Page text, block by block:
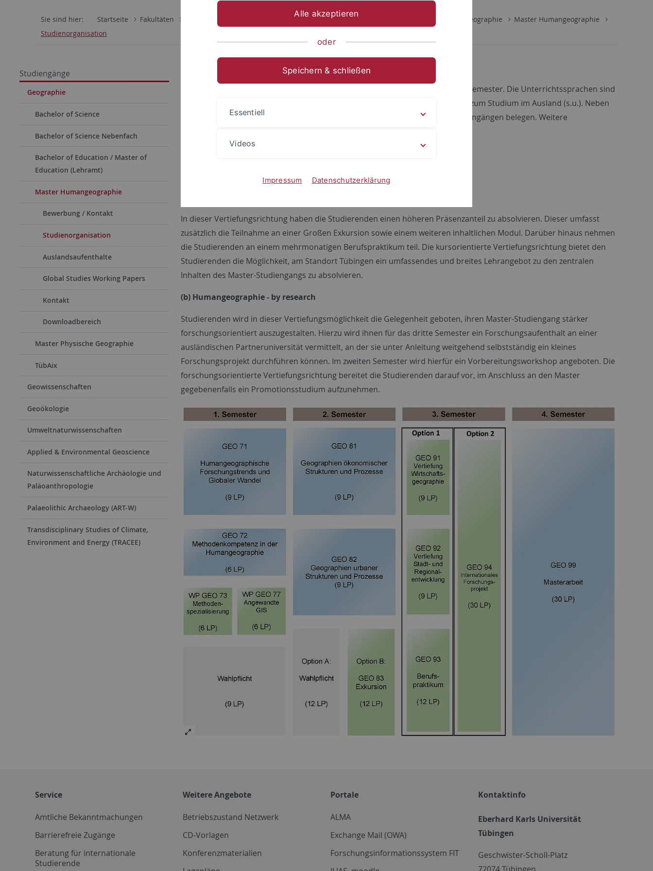
Sie sind hier: Startseite Fakultäten Mathematisch-Naturwissenschaftliche Fakultät ... Geographie
Master Humangeographie
Studienorganisation
Studiengänge
Geographie
Bachelor of Science
Bachelor of Science Nebenfach
Bachelor of Education / Master of
Education (Lehramt)
Master Humangeographie
Bewerbung / Kontakt
Studienorganisation
Auslandsaufenthalte
Global Studies Working Papers
Kontakt
Downloadbereich
Master Physische Geographie
TübAix
Geowissenschaften
Geoökologie
Umweltnaturwissenschaften
Applied & Environmental Geoscience
Naturwissenschaftliche Archäologie und
Paläoanthropologie
Palaeolithic Archaeology (ART-W)
Transdisciplinary Studies of Climate,
Environment and Energy (TRACEE)
Studienorganisation
Der Master-Studiengang umfasst vier Semester und beginnt jeweils im Winter-Semester. Die Unterrichtssprachen sind
Deutsch und Englisch. Es besteht die Möglichkeit zu Auslandsaufenthalten und zum Studium im Ausland (s.u.). Neben
Humangeographie können Sie Wahlpflichtmodule aus unterschiedlichen Studiengängen belegen. Weitere
Die Studierenden können zwischen zwei Vertiefungsrichtungen wählen:
In dieser Vertiefungsrichtung haben die Studierenden einen höheren Präsenzanteil zu absolvieren. Dieser umfasst
zusätzlich die Teilnahme an einer Großen Exkursion sowie einem weiteren inhaltlichen Modul. Darüber hinaus nehmen
die Studierenden an einem mehrmonatigen Berufspraktikum teil. Die kursorientierte Vertiefungsrichtung bietet den
Studierenden die Möglichkeit, am Standort Tübingen ein umfassendes und breites Lehrangebot zu den zentralen
Inhalten des Master-Studiengangs zu absolvieren.
(b) Humangeographie - by research
Studierenden wird in dieser Vertiefungsmöglichkeit die Gelegenheit geboten, ihren Master-Studiengang stärker
forschungsorientiert auszugestalten. Hierzu wird ihnen für das dritte Semester ein Forschungsaufenthalt an einer
ausländischen Partneruniversität vermittelt, an der sie unter Anleitung weitgehend selbstständig ein kleines
Forschungsprojekt durchführen können. Im zweiten Semester wird hierfür ein Vorbereitungsworkshop angeboten. Die
forschungsorientierte Vertiefungsrichtung bereitet die Studierenden darauf vor, im Anschluss an den Master
gegebenenfalls ein Promotionsstudium aufzunehmen.
Service
Amtliche Bekanntmachungen
Barrierefreie Zugänge
Beratung für internationale
Studierende
Weitere Angebote
Betriebszustand Netzwerk
CD-Vorlagen
Konferenzmaterialien
Portale
ALMA
Exchange Mail (OWA)
Forschungsinformationssystem FIT
Kontaktinfo
Eberhard Karls Universität
Tübingen
Geschwister-Scholl-Platz
72074 Tübingen
Alle akzeptieren
oder
Speichern & schließen
Essentiell
Videos
Impressum Datenschutzerklärung